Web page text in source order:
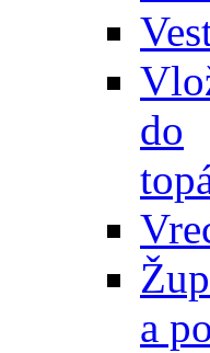
do
a